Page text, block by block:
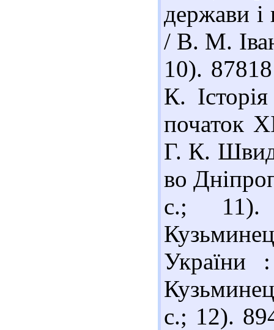
держави і
/ В. М.
10).
К.
початок
Г. К.
во
с.; 11).
с.; 12).